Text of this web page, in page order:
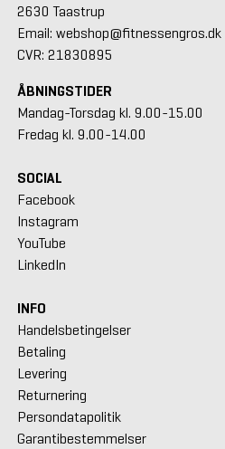
2630 Taastrup
Email: webshop@fitnessengros.dk
CVR: 21830895
ÅBNINGSTIDER
Mandag-Torsdag kl. 9.00-15.00
Fredag kl. 9.00-14.00
SOCIAL
Facebook
Instagram
YouTube
LinkedIn
INFO
Handelsbetingelser
Betaling
Levering
Returnering
Persondatapolitik
Garantibestemmelser